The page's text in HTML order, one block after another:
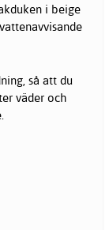
i beige
så att du
väder och